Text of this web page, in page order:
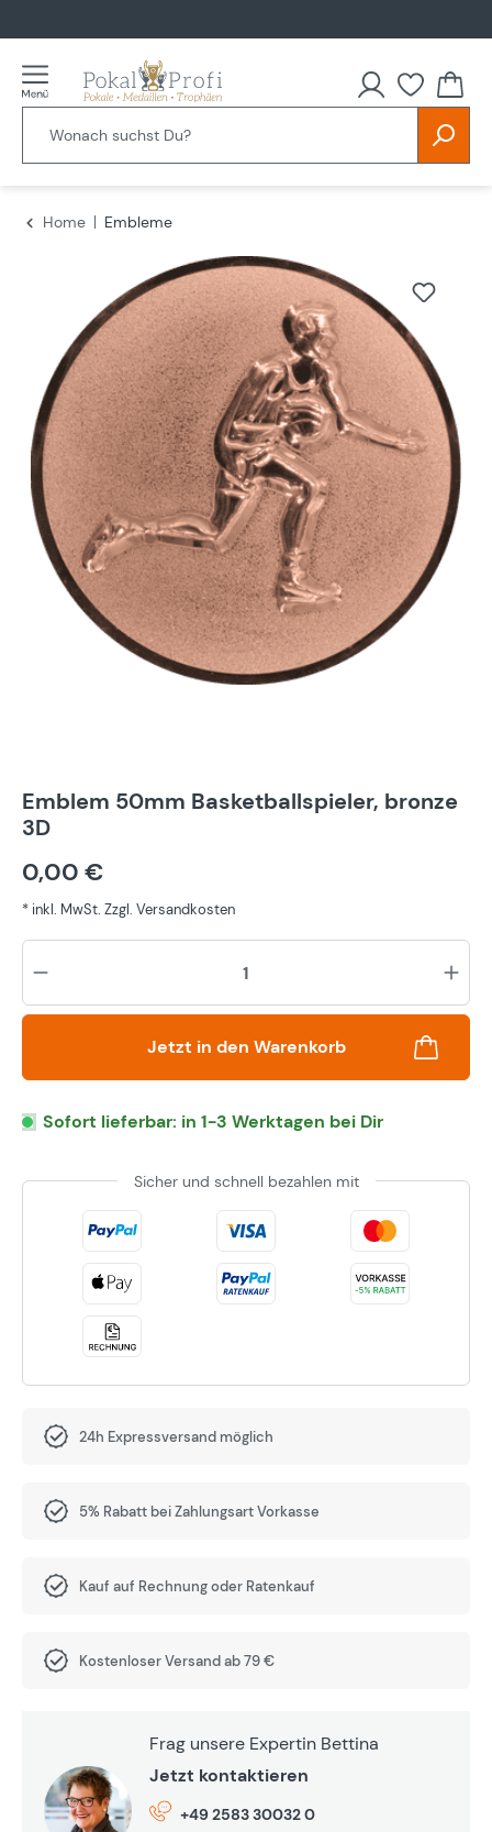
Home
Embleme
Bildergalerie überspringen
Emblem 50mm Basketballspieler, bronze
3D
0,00 €
* inkl. MwSt. Zzgl. Versandkosten
Jetzt in den Warenkorb
Sofort lieferbar: in 1-3 Werktagen bei Dir
Sicher und schnell bezahlen mit
24h Expressversand möglich
5% Rabatt bei Zahlungsart Vorkasse
Kauf auf Rechnung oder Ratenkauf
Kostenloser Versand ab 79 €
Frag unsere Expertin Bettina
Jetzt kontaktieren
+49 2583 30032 0